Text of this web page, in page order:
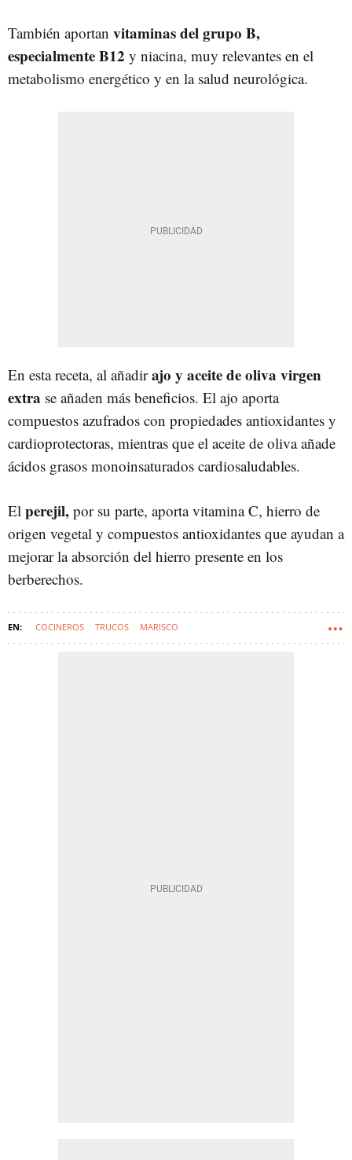
También aportan vitaminas del grupo B,
especialmente B12 y niacina, muy relevantes en el
metabolismo energético y en la salud neurológica.
En esta receta, al añadirajo y aceite de oliva virgen
extra se añaden más beneficios. El ajo aporta
compuestos azufrados con propiedades antioxidantes y
cardioprotectoras, mientras que el aceite de oliva añade
ácidos grasos monoinsaturados cardiosaludables.
El perejil, por su parte, aporta vitamina C, hierro de
origen vegetal y compuestos antioxidantes que ayudan a
mejorar la absorción del hierro presente en los
berberechos.
COCINEROS TRUCOS MARISCO